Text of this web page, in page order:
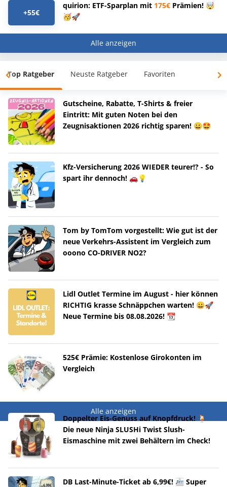
+55€
quirion: ETF-Sparplan mit 175€ Prämien! 🤯
🥳🚀
Alle anzeigen
Top Ratgeber Neuste Ratgeber Favoriten
Gutscheine, Rabatte, T-Shirts & freier
Eintritt: Mit guten Noten bei den
Zeugnisaktionen 2026 richtig sparen! 😀🤩
Kfz-Versicherung 2026 WIEDER teurer!? - So
spart ihr dennoch! 🚗💡
Tom by TomTom vorgestellt: Wie gut ist der
neue Verkehrs-Assistent im Vergleich zum
ooono CO-DRIVER NO2?
Lidl Outlet Termine im August - hier können
RICHTIG krasse Schnäppchen warten! 😀🚀
Neue Termine bis 08.08.2026! 📆
525€ Prämie: Kostenlose Girokonten im
Vergleich
Alle anzeigen
Doppelter Eis-Genuss auf Knopfdruck! 🍹
Die neue Ninja SLUSHi Twist Slush-
Eismaschine mit zwei Behältern im Check!
DB Last-Minute-Ticket ab 6,99€! 🚈 Super